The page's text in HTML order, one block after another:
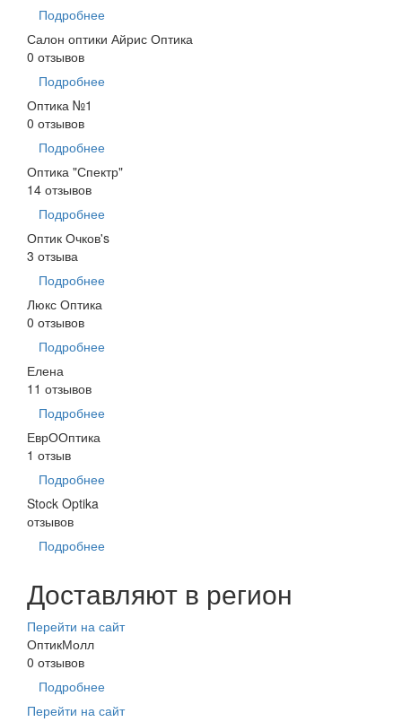
Подробнее
Салон оптики Айрис Оптика
0 отзывов
Подробнее
Оптика №1
0 отзывов
Подробнее
Оптика "Спектр"
14 отзывов
Подробнее
Оптик Очков's
3 отзыва
Подробнее
Люкс Оптика
0 отзывов
Подробнее
Елена
11 отзывов
Подробнее
ЕврООптика
1 отзыв
Подробнее
Stock Optika
отзывов
Подробнее
Доставляют в регион
Перейти на сайт
ОптикМолл
0 отзывов
Подробнее
Перейти на сайт